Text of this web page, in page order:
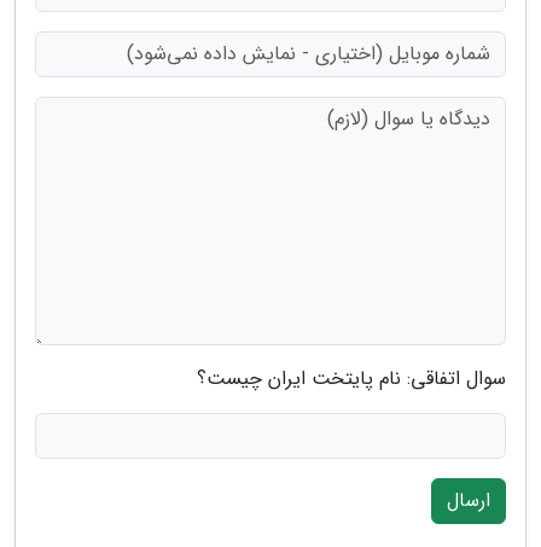
سوال اتفاقی: نام پایتخت ایران چیست؟
ارسال